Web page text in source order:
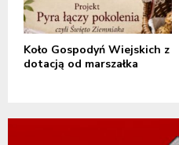
Koło Gospodyń Wiejskich z
dotacją od marszałka